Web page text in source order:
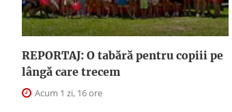
REPORTAJ: O tabără pentru copiii pe
lângă care trecem
Acum 1 zi, 16 ore